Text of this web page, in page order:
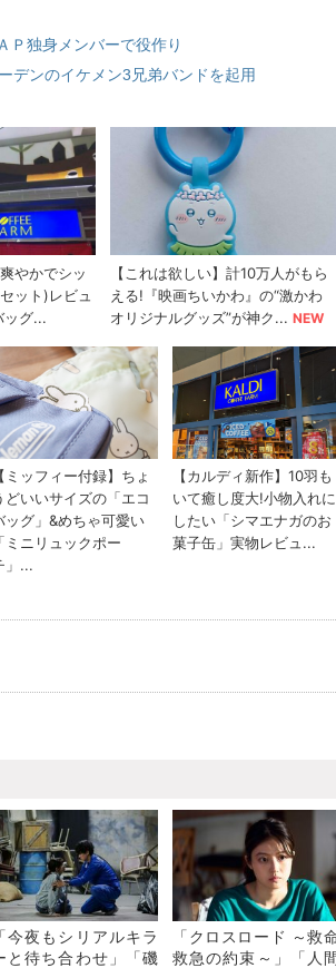
Ｐ独身メンバーで役作り
デンのイケメン3兄弟バンドを起用
「今夜もシリアルキラ
と待ち合わせ」「磯
「クロスロード ～救
救急の約束～」「人間